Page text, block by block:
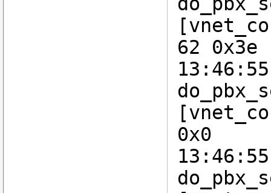
62 0x3e
0x0